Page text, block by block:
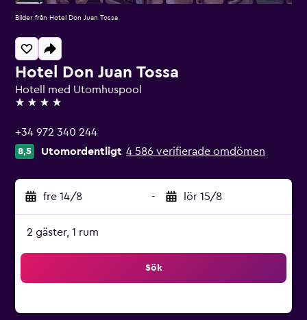
Hotel Don Juan Tossa
Hotell med Utomhuspool
4 stjärnor
+34 972 340 244
8,5 Utomordentligt 4 586 verifierade omdömen
fre 14/8 - lör 15/8
2 gäster, 1 rum
Sök
Bilder från Hotel Don Juan Tossa